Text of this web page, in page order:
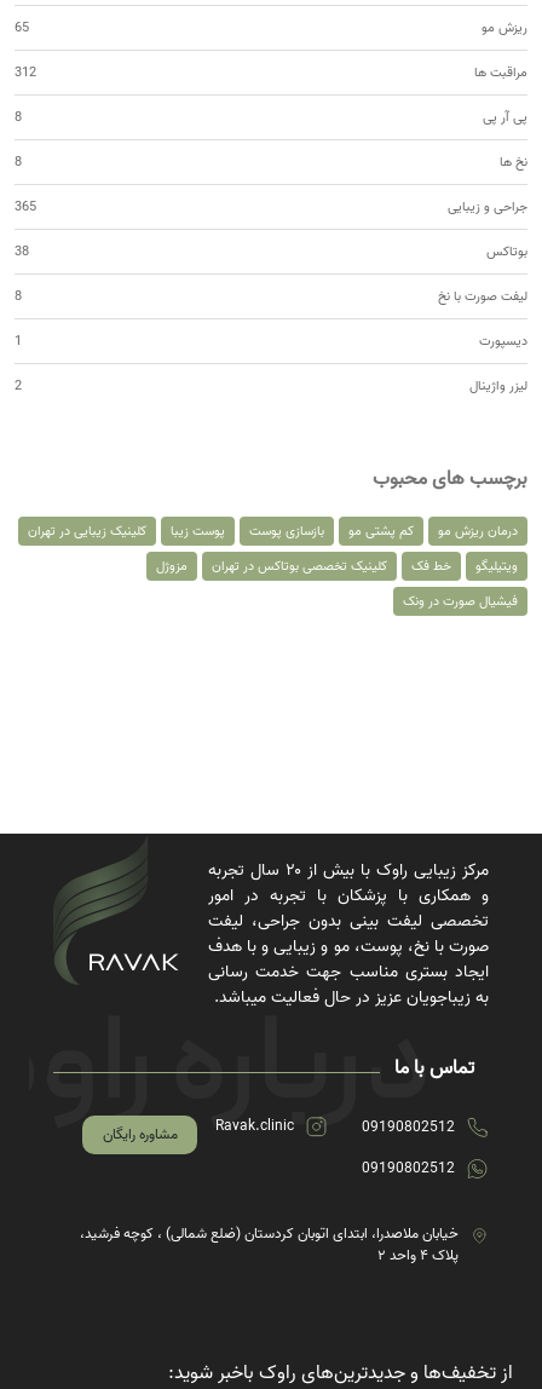
ریزش مو 65
مراقبت ها 312
پی آر پی 8
نخ ها 8
جراحی و زیبایی 365
بوتاکس 38
لیفت صورت با نخ 8
دیسپورت 1
لیزر واژینال 2
برچسب های محبوب
درمان ریزش مو کم پشتی مو بازسازی پوست پوست زیبا
کلینیک زیبایی در تهران
ویتیلیگو
خط فک کلینیک تخصصی بوتاکس در تهران
مزوژل
فیشیال صورت در ونک
مرکز زیبایی راوک با بیش از ۲۰ سال تجربه
و همکاری با پزشکان با تجربه در امور
تخصصی لیفت بینی بدون جراحی، لیفت
صورت با نخ، پوست، مو و زیبایی و با هدف
ایجاد بستری مناسب جهت خدمت رسانی
به زیباجویان عزیز در حال فعالیت میباشد.
تماس با ما
09190802512
09190802512
Ravak.clinic مشاوره رایگان
خیابان ملاصدرا، ابتدای اتوبان کردستان (ضلع شمالی) ، کوچه فرشید،
پلاک ۴ واحد ۲
از تخفیف‌ها و جدیدترین‌های راوک باخبر شوید: